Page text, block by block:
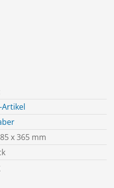
x 365 mm